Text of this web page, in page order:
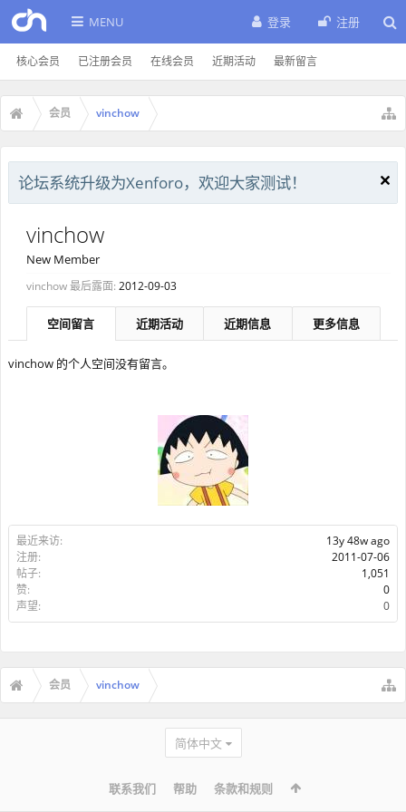
MENU
核心会员 已注册会员 在线会员 近期活动 最新留言
登录 注册
会员 vinchow
论坛系统升级为Xenforo，欢迎大家测试！
最近来访:
13y 48w ago
注册:
2011-07-06
帖子:
1,051
赞:
0
声望:
0
vinchow
New Member
vinchow 最后露面: 2012-09-03
空间留言 近期活动 近期信息 更多信息
vinchow 的个人空间没有留言。
会员 vinchow
简体中文
联系我们 帮助 条款和规则